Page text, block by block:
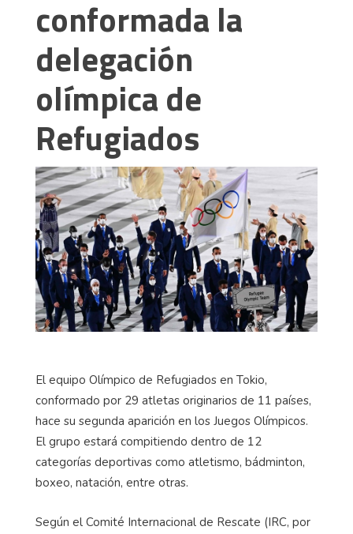
conformada la
delegación
olímpica de
Refugiados
El equipo Olímpico de Refugiados en Tokio,
conformado por 29 atletas originarios de 11 países,
hace su segunda aparición en los Juegos Olímpicos.
El grupo estará compitiendo dentro de 12
categorías deportivas como atletismo, bádminton,
boxeo, natación, entre otras.
Según el Comité Internacional de Rescate (IRC, por